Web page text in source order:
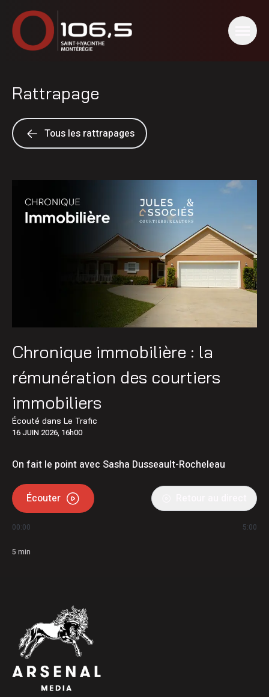
Rattrapage
Tous les rattrapages
Chronique immobilière : la
rémunération des courtiers
immobiliers
Écouté dans Le Trafic
16 JUIN 2026, 16h00
On fait le point avec Sasha Dusseault-Rocheleau
Écouter
00:00 5:00
5 min